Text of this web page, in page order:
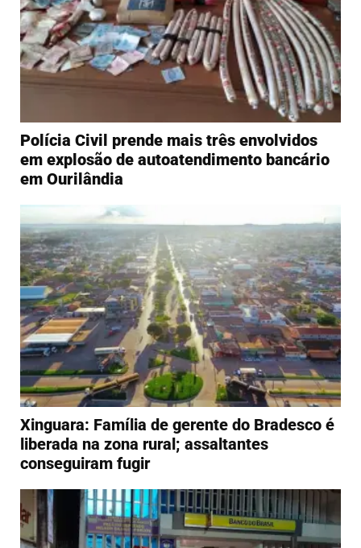
Polícia Civil prende mais três envolvidos
em explosão de autoatendimento bancário
em Ourilândia
Xinguara: Família de gerente do Bradesco é
liberada na zona rural; assaltantes
conseguiram fugir